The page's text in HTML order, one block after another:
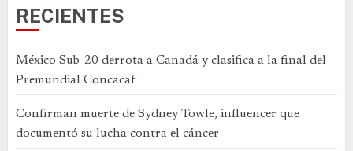
RECIENTES
México Sub-20 derrota a Canadá y clasifica a la final del
Premundial Concacaf
Confirman muerte de Sydney Towle, influencer que
documentó su lucha contra el cáncer